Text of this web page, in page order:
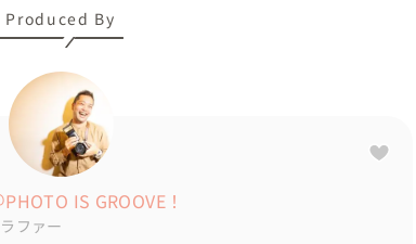
Produced By
IS GROOVE！
ファー